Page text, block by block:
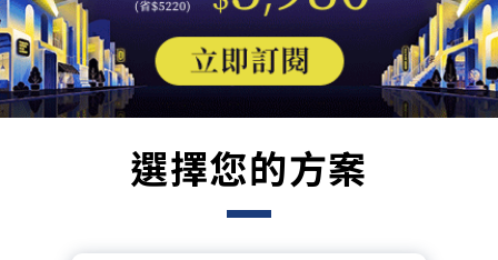
選擇您的方案